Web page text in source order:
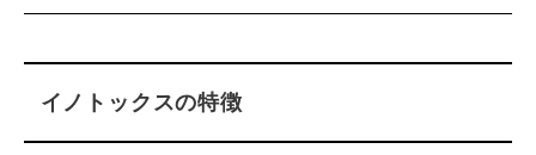
成を得意とする。
イノトックスの特徴